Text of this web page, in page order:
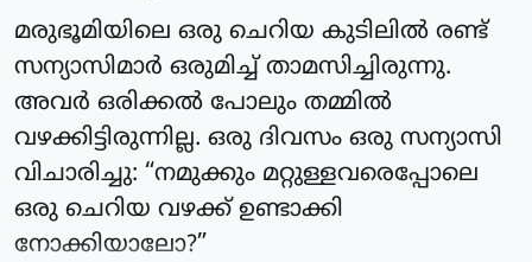
മരുഭൂമിയിലെ ഒരു ചെറിയ കുടിലിൽ രണ്ട്
സന്യാസിമാർ ഒരുമിച്ച് താമസിച്ചിരുന്നു.
അവർ ഒരിക്കൽ പോലും തമ്മിൽ
വഴക്കിട്ടിരുന്നില്ല. ഒരു ദിവസം ഒരു സന്യാസി
വിചാരിച്ചു: “നമുക്കും മറ്റുള്ളവരെപ്പോലെ
ഒരു ചെറിയ വഴക്ക് ഉണ്ടാക്കി
നോക്കിയാലോ?”